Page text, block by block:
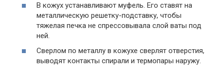
В кожух устанавливают муфель. Его ставят на
металлическую решетку-подставку, чтобы
тяжелая печка не спрессовывала слой ваты под
ней.
Сверлом по металлу в кожухе сверлят отверстия,
выводят контакты спирали и термопары наружу.